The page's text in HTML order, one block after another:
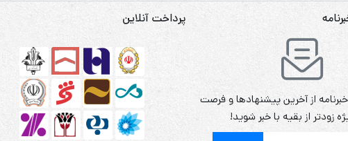
از آخرین پیشنهادها و فرصت
زودتر از بقیه با خبر شوید!
پرداخت آنلاین